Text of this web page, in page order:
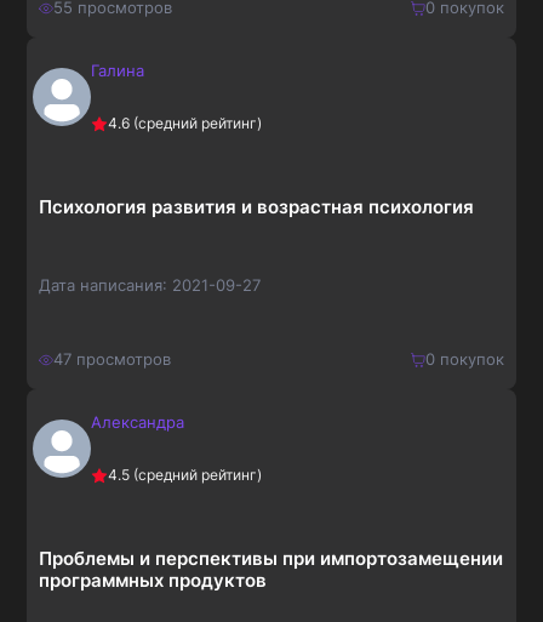
55 просмотров 0покупок
150₽Галина
4.6 (средний рейтинг)
Психология развития и возрастная психология
Дата написания: 2021-09-27
47 просмотров 0покупок
210₽Александра
4.5 (средний рейтинг)
Проблемы и перспективы при импортозамещении
программных продуктов